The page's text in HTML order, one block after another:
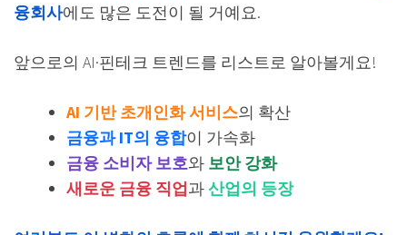
융회사에도 많은 도전이 될 거예요.
앞으로의 AI·핀테크 트렌드를 리스트로 알아볼게요!
AI 기반 초개인화 서비스의 확산
금융과 IT의 융합이 가속화
금융 소비자 보호와 보안 강화
새로운 금융 직업과산업의 등장